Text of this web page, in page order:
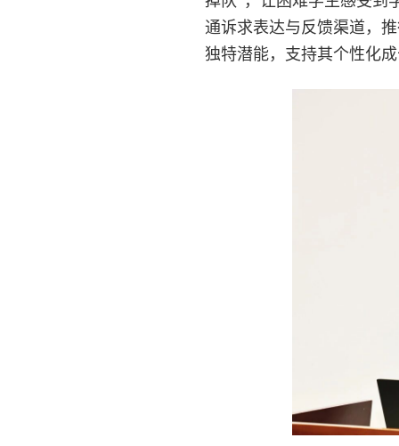
通诉求表达与反馈渠道，
独特潜能，支持其个性化